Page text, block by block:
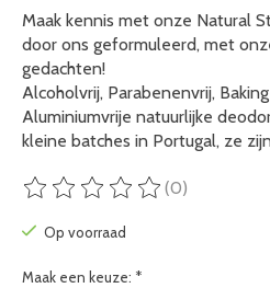
Maak kennis met onze Natural
door ons geformuleerd, met
gedachten!
Alcoholvrij, Parabenenvrij,
Aluminiumvrije natuurlijke
kleine batches in Portugal, ze
De beoordeling van dit product is
(0)
Op voorraad
Maak een keuze: *